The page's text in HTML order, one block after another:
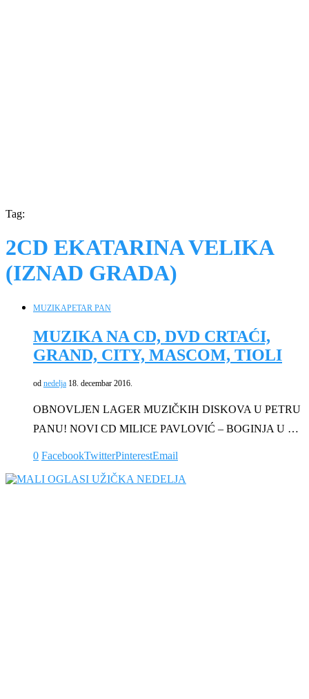
Tag:
2CD EKATARINA VELIKA
(IZNAD GRADA)
MUZIKAPETAR PAN
MUZIKA NA CD, DVD CRTAĆI,
GRAND, CITY, MASCOM, TIOLI
od nedelja 18. decembar 2016.
OBNOVLJEN LAGER MUZIČKIH DISKOVA U PETRU
PANU! NOVI CD MILICE PAVLOVIĆ – BOGINJA U …
0 FacebookTwitterPinterestEmail